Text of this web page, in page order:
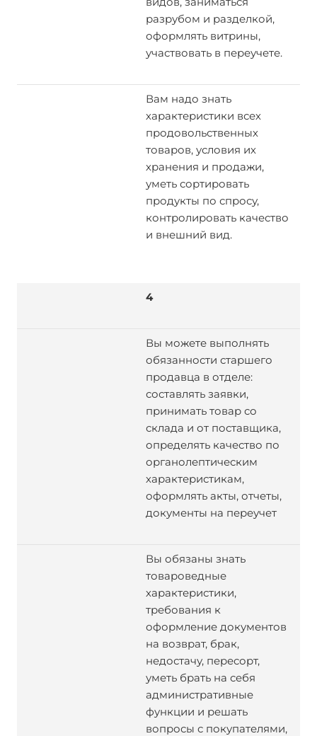
разрубом и разделкой,
оформлять витрины,
участвовать в переучете.
Вам надо знать
характеристики всех
продовольственных
товаров, условия их
хранения и продажи,
уметь сортировать
продукты по спросу,
контролировать качество
и внешний вид.
4
Вы можете выполнять
обязанности старшего
продавца в отделе:
составлять заявки,
принимать товар со
склада и от поставщика,
определять качество по
органолептическим
характеристикам,
оформлять акты, отчеты,
документы на переучет
Вы обязаны знать
товароведные
характеристики,
требования к
оформление документов
на возврат, брак,
недостачу, пересорт,
уметь брать на себя
административные
функции и решать
вопросы с покупателями,